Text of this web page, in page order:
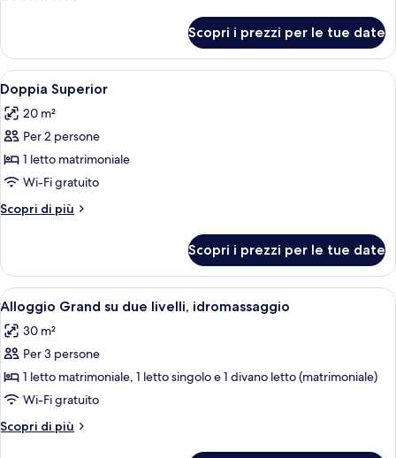
doppia
Scopri i prezzi per le tue date
Apri
tutte
le
foto
per
Doppia
Superior
Doppia Superior | Una cassaforte in
9
Doppia Superior
20 m²
Per 2 persone
1 letto matrimoniale
Wi-Fi gratuito
Scopri di più
Altri
Superior
Scopri i prezzi per le tue date
Apri
tutte
le
foto
per
Alloggio
Grand
su
Un soggiorno moderno con una
8
Alloggio Grand su due livelli, idromassaggio
30 m²
Per 3 persone
1 letto matrimoniale, 1 letto singolo e 1 divano letto (matrimoniale)
Wi-Fi gratuito
Scopri di più
Altri